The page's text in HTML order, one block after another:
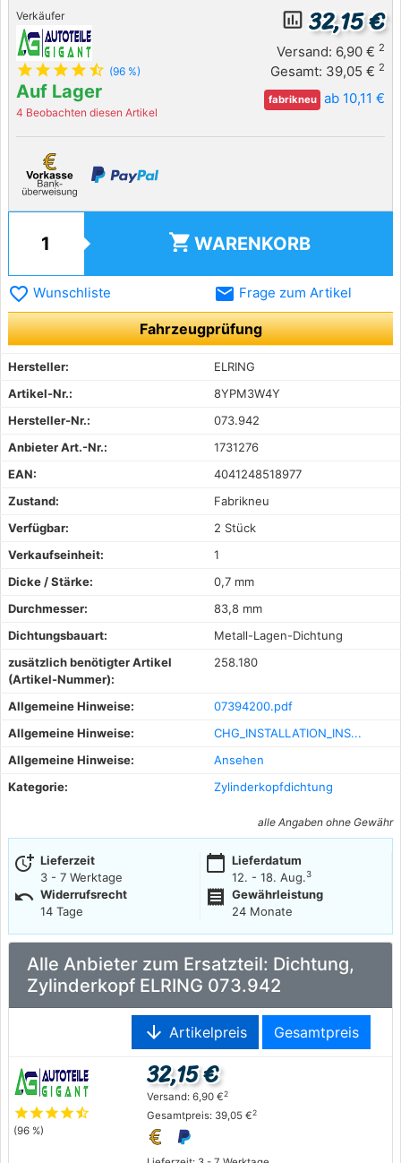
Verkäufer
star star star star star_half (96 %)
Auf Lager
4 Beobachten diesen Artikel
insert_chart_outlined 32,15 €
Versand: 6,90 € 2
Gesamt: 39,05 € 2
fabrikneu ab 10,11 €
shopping_cart WARENKORB
favorite_border Wunschliste email Frage zum Artikel
Fahrzeugprüfung
Hersteller:
ELRING
Artikel-Nr.:
8YPM3W4Y
Hersteller-Nr.:
073.942
Anbieter Art.-Nr.:
1731276
EAN:
4041248518977
Zustand:
Fabrikneu
Verfügbar:
2 Stück
Verkaufseinheit:
1
Dicke / Stärke:
0,7 mm
Durchmesser:
83,8 mm
Dichtungsbauart:
Metall-Lagen-Dichtung
zusätzlich benötigter Artikel
(Artikel-Nummer):
258.180
Allgemeine Hinweise:
07394200.pdf
Allgemeine Hinweise:
CHG_INSTALLATION_INS...
Allgemeine Hinweise:
Ansehen
Kategorie:
Zylinderkopfdichtung
alle Angaben ohne Gewähr
more_time Lieferzeit
3 - 7 Werktage
calendar_today Lieferdatum
12. - 18. Aug.3
undo Widerrufsrecht
14 Tage
receipt
Gewährleistung
24 Monate
Alle Anbieter zum Ersatzteil: Dichtung,
Zylinderkopf ELRING 073.942
arrow_downward Artikelpreis Gesamtpreis
starstarstarstarstar_half
(96 %)
32,15 €
Versand: 6,90 €2
Gesamtpreis: 39,05 €2